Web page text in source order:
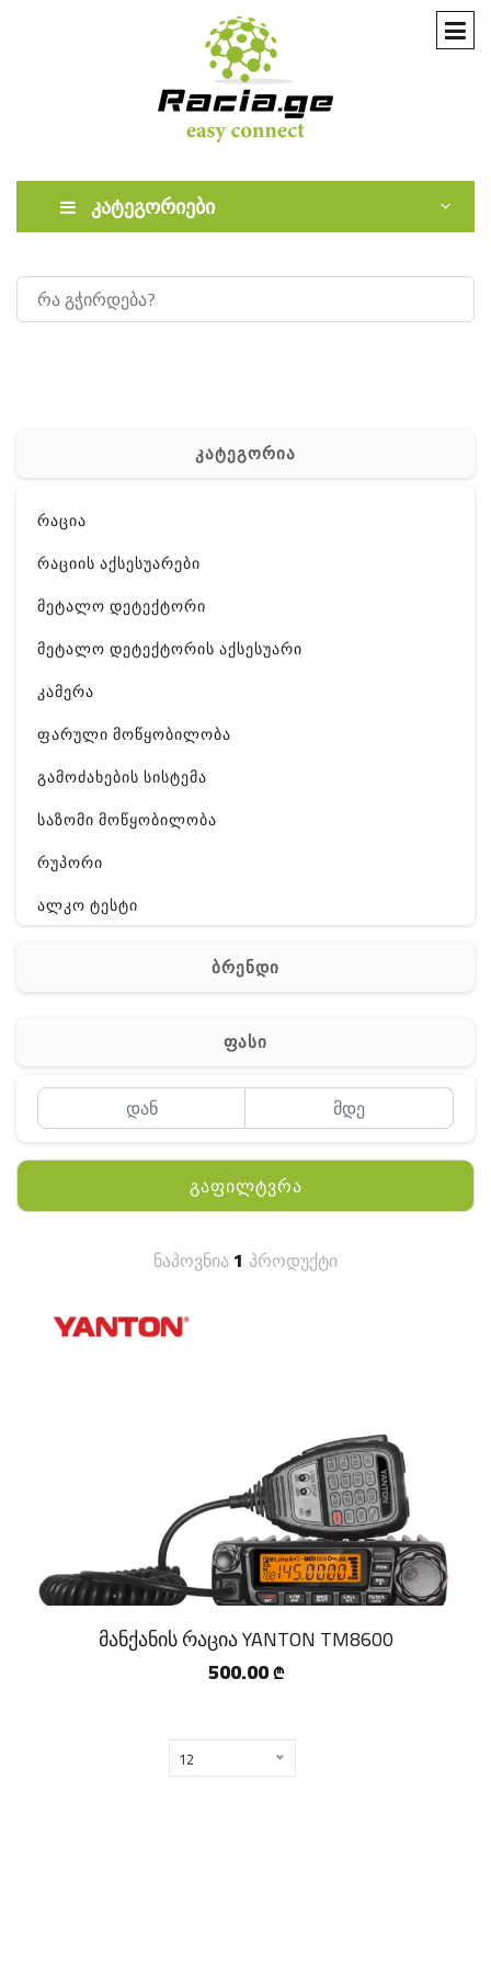
კატეგორიები
კატეგორია
რაცია
რაციის აქსესუარები
მეტალო დეტექტორი
მეტალო დეტექტორის აქსესუარი
კამერა
ფარული მოწყობილობა
გამოძახების სისტემა
საზომი მოწყობილობა
რუპორი
ალკო ტესტი
ჰაერის დამატენიანებელი
მაგნიტი
სხვა
ბრენდი
ფასი
გაფილტვრა
ნაპოვნია1 პროდუქტი
მანქანის რაცია YANTON TM8600
500.00 ₾
12